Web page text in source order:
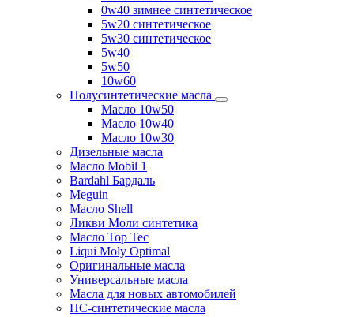
0w40 зимнее синтетическое
5w20 синтетическое
5w30 синтетическое
5w40
5w50
10w60
Полусинтетические масла
Масло 10w50
Масло 10w40
Масло 10w30
Дизельные масла
Масло Mobil 1
Bardahl Бардаль
Meguin
Масло Shell
Ликви Моли синтетика
Масло Top Tec
Liqui Moly Optimal
Оригинальные масла
Универсальные масла
Масла для новых автомобилей
HC-синтетические масла